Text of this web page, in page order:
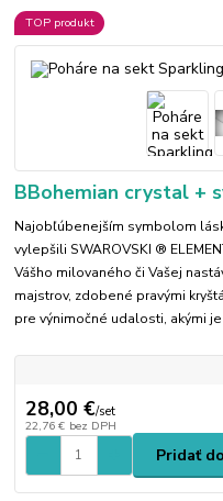
TOP produkt
BBohemian crystal +
Najobľúbenejším symbolom
vylepšili SWAROVSKI ®
Vášho milovaného či Vašej
majstrov, zdobené pravými
pre výnimočné udalosti, akými je
28,00 €/set
22,76 € bez DPH
Pridať